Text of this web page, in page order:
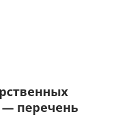
— перечень